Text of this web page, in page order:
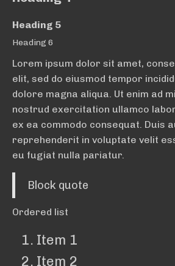
Heading 5
Heading 6
Lorem ipsum dolor sit amet,
elit, sed do eiusmod tempor
dolore magna aliqua. Ut enim ad
nostrud exercitation ullamco
ex ea commodo consequat. Duis
reprehenderit in voluptate velit
eu fugiat nulla pariatur.
Block quote
Ordered list
Item 1
Item 2